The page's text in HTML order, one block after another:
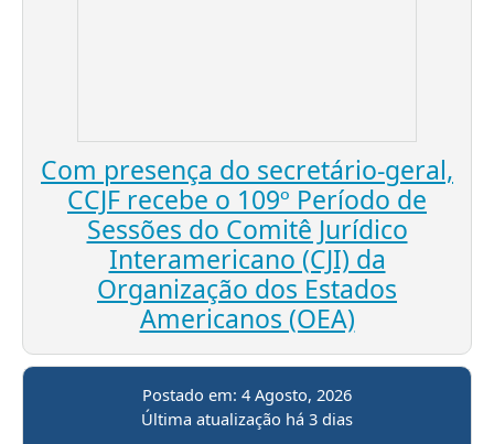
Com presença do secretário-geral,
CCJF recebe o 109º Período de
Sessões do Comitê Jurídico
Interamericano (CJI) da
Organização dos Estados
Americanos (OEA)
Postado em: 4 Agosto, 2026
Última atualização há 3 dias